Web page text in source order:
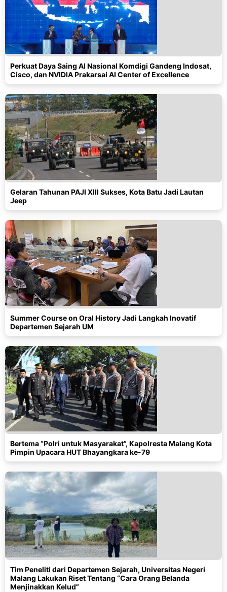
Perkuat Daya Saing AI Nasional Komdigi Gandeng Indosat,
Cisco, dan NVIDIA Prakarsai AI Center of Excellence
Gelaran Tahunan PAJI XIII Sukses, Kota Batu Jadi Lautan
Jeep
Summer Course on Oral History Jadi Langkah Inovatif
Departemen Sejarah UM
Bertema “Polri untuk Masyarakat”, Kapolresta Malang Kota
Pimpin Upacara HUT Bhayangkara ke-79
Tim Peneliti dari Departemen Sejarah, Universitas Negeri
Malang Lakukan Riset Tentang “Cara Orang Belanda
Menjinakkan Kelud”